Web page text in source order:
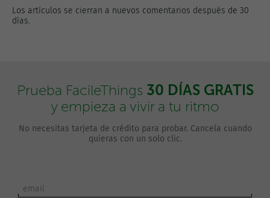
Los artículos se cierran a nuevos comentarios después de 30
días.
Prueba FacileThings 30 DÍAS GRATIS
y empieza a vivir a tu ritmo
No necesitas tarjeta de crédito para probar. Cancela cuando
quieras con un solo clic.